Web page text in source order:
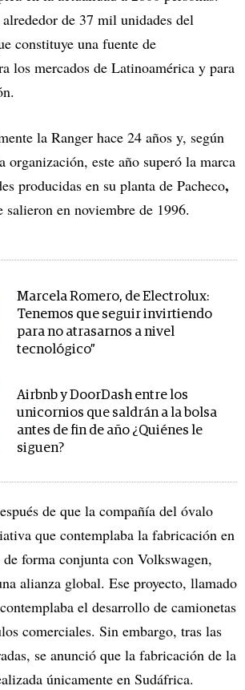
de 37 mil unidades del
constituye una fuente de
los mercados de Latinoamérica y para
la Ranger hace 24 años y, según
organización, este año superó la marca
producidas en su planta de Pacheco,
salieron en noviembre de 1996.
Marcela Romero, de Electrolux:
Tenemos que seguir invirtiendo
para no atrasarnos a nivel
tecnológico”
Airbnb y DoorDash entre los
unicornios que saldrán a la bolsa
antes de fin de año ¿Quiénes le
siguen?
de que la compañía del óvalo
que contemplaba la fabricación en
forma conjunta con Volkswagen,
alianza global. Ese proyecto, llamado
el desarrollo de camionetas
comerciales. Sin embargo, tras las
se anunció que la fabricación de la
únicamente en Sudáfrica.